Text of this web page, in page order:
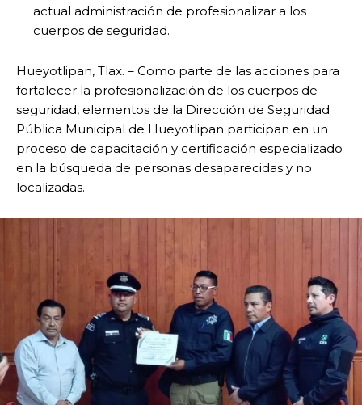
actual administración de profesionalizar a los
cuerpos de seguridad.
Hueyotlipan, Tlax. – Como parte de las acciones para
fortalecer la profesionalización de los cuerpos de
seguridad, elementos de la Dirección de Seguridad
Pública Municipal de Hueyotlipan participan en un
proceso de capacitación y certificación especializado
en la búsqueda de personas desaparecidas y no
localizadas.